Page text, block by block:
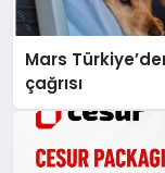
Mars
çağrısı